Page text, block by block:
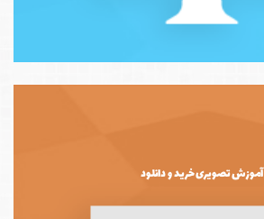
آموزش تصویری خرید و دانلود